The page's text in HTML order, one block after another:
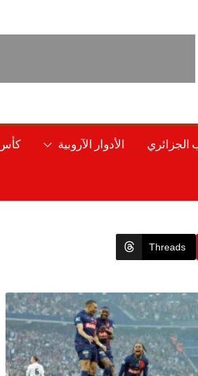
الجزائري الأدوار الآروبية كأس
Threads